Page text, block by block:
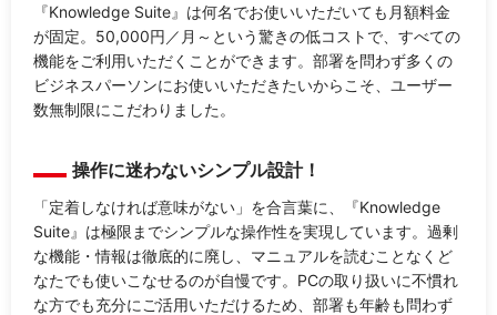
『Knowledge Suite』は何名でお使いいただいても月額料金
が固定。50,000円／月～という驚きの低コストで、すべての
機能をご利用いただくことができます。部署を問わず多くの
ビジネスパーソンにお使いいただきたいからこそ、ユーザー
数無制限にこだわりました。
操作に迷わないシンプル設計！
「定着しなければ意味がない」を合言葉に、『Knowledge
Suite』は極限までシンプルな操作性を実現しています。過剰
な機能・情報は徹底的に廃し、マニュアルを読むことなくど
なたでも使いこなせるのが自慢です。PCの取り扱いに不慣れ
な方でも充分にご活用いただけるため、部署も年齢も問わず